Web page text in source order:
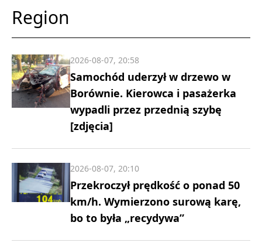
Region
Samochód uderzył w drzewo w
Borównie. Kierowca i pasażerka
wypadli przez przednią szybę
[zdjęcia]
2026-08-07, 20:58
Przekroczył prędkość o ponad 50
km/h. Wymierzono surową karę,
bo to była „recydywa”
2026-08-07, 20:10